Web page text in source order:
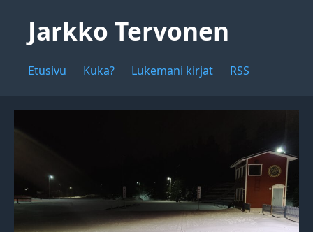
Jarkko Tervonen
Etusivu Kuka? Lukemani kirjat RSS